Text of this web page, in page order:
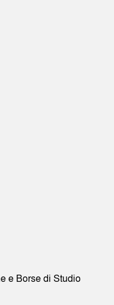
e Borse di Studio